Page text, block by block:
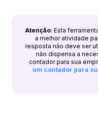
Atenção: Esta
a melhor atividade
resposta não deve ser
não dispensa a
contador para sua
um contador para